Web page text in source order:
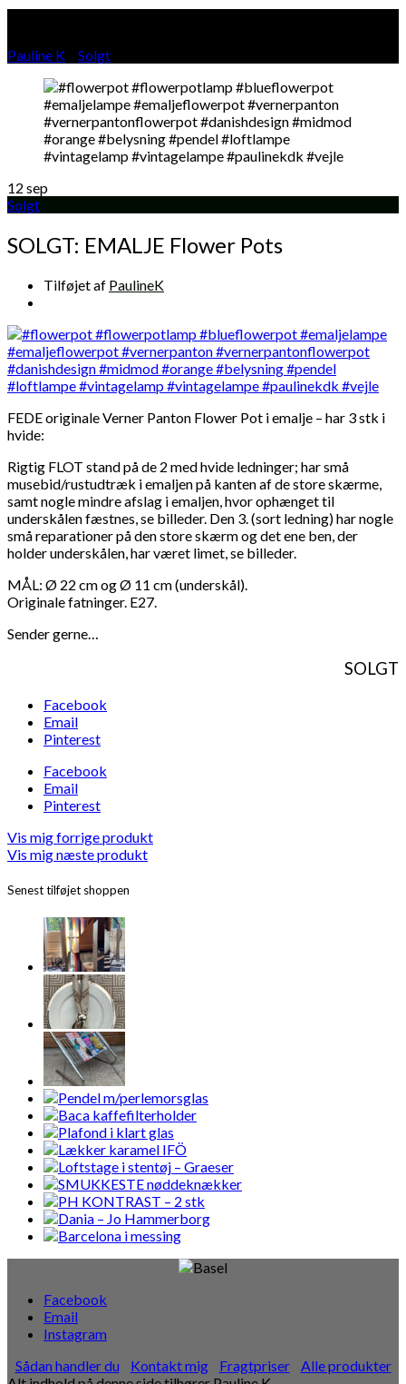
Pauline K Solgt
12 sep
Solgt
SOLGT: EMALJE Flower Pots
Tilføjet af PaulineK
FEDE originale Verner Panton Flower Pot i emalje – har 3 stk i
hvide:
Rigtig FLOT stand på de 2 med hvide ledninger; har små
musebid/rustudtræk i emaljen på kanten af de store skærme,
samt nogle mindre afslag i emaljen, hvor ophænget til
underskålen fæstnes, se billeder. Den 3. (sort ledning) har nogle
små reparationer på den store skærm og det ene ben, der
holder underskålen, har været limet, se billeder.
MÅL: Ø 22 cm og Ø 11 cm (underskål).
Originale fatninger. E27.
Sender gerne…
SOLGT
Facebook
Email
Pinterest
Facebook
Email
Pinterest
Vis mig forrige produkt
Vis mig næste produkt
Senest tilføjet shoppen
Facebook
Email
Instagram
Sådan handler du
Kontakt mig Fragtpriser
Alle produkter